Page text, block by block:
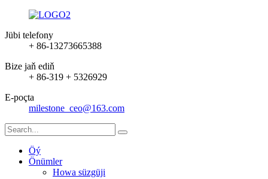
Jübi telefony
+ 86-13273665388
Bize jaň ediň
+ 86-319 + 5326929
E-poçta
milestone_ceo@163.com
Öý
Önümler
Howa süzgüji